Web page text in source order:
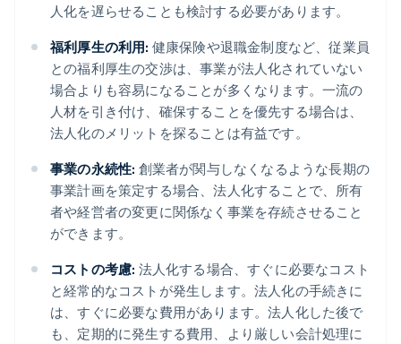
人化を遅らせることも検討する必要があります。
福利厚生の利用: 健康保険や退職金制度など、従業員
との福利厚生の交渉は、事業が法人化されていない
場合よりも容易になることが多くなります。一流の
人材を引き付け、確保することを優先する場合は、
法人化のメリットを探ることは有益です。
事業の永続性: 創業者が関与しなくなるような長期の
事業計画を策定する場合、法人化することで、所有
者や経営者の変更に関係なく事業を存続させること
ができます。
コストの考慮: 法人化する場合、すぐに必要なコスト
と経常的なコストが発生します。法人化の手続きに
は、すぐに必要な費用があります。法人化した後で
も、定期的に発生する費用、より厳しい会計処理に